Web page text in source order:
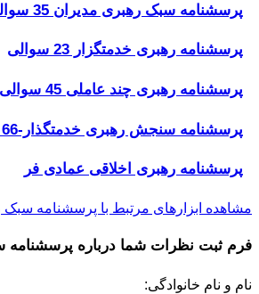
پرسشنامه سبک رهبری مدیران 35 سوالی
پرسشنامه رهبری خدمتگزار 23 سوالی
پرسشنامه رهبری چند عاملی 45 سوالی
پرسشنامه سنجش رهبری خدمتگذار-66 سوالی
پرسشنامه رهبری اخلاقی عمادی فر
مشاهده ابزارهای مرتبط با پرسشنامه سبک رهبری
فرم ثبت نظرات شما درباره پرسشنامه
نام و نام خانوادگی: